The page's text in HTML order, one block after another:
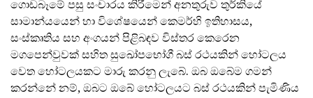
ගොඩබෑමේ පසු සංචාරය කිරීමෙන් අනතුරුව තුර්කියේ
සාමාන්යයෙන් හා විශේෂයෙන් කෙමර්හි ඉතිහාසය,
සංස්කෘතිය සහ අංගයන් පිළිබඳව විස්තර කෙරෙන
මගපෙන්වුවක් සහිත සුඛෝපභෝගී බස් රථයකින් හෝටලය
වෙත හෝටලයකට මාරු කරනු ලැබේ. ඔබ ඔබේම ගමන්
කරන්නේ නම්, ඔබට ඔබේ හෝටලයට බස් රථයකින් පැමිණිය